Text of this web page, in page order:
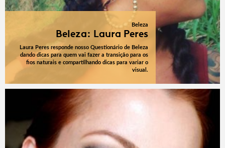
Beleza
Beleza: Laura Peres
Laura Peres responde nosso Questionário de Beleza
dando dicas para quem vai fazer a transição para os
fios naturais e compartilhando dicas para variar o
visual.